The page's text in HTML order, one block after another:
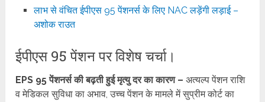
लाभ से वंचित ईपीएस 95 पेंशनर्स के लिए NAC लड़ेंगी लड़ाई –
अशोक राउत
ईपीएस 95 पेंशन पर विशेष चर्चा।
EPS 95 पेंशनर्स की बढ़ती हुई मृत्यु दर का कारण –अत्यल्प पेंशन राशि
व मेडिकल सुविधा का अभाव, उच्च पेंशन के मामले में सुप्रीम कोर्ट का